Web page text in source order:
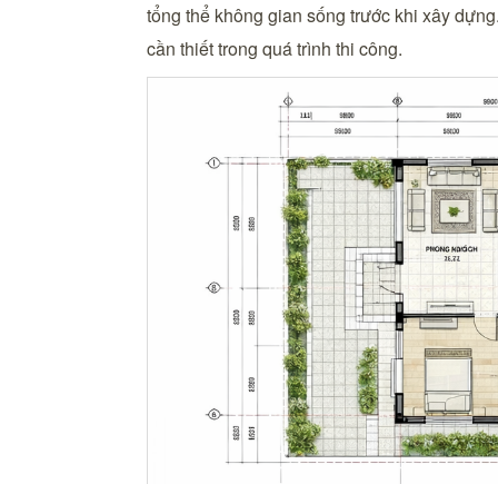
tổng thể không gian sống trước khi xây
cần thiết trong quá trình thi công.